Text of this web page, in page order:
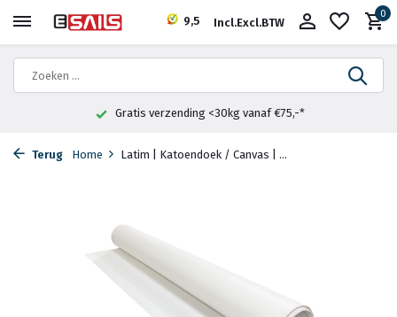
9,5 Incl.Excl.BTW
0
Gratis verzending <30kg vanaf €75,-*
Terug Home Latim | Katoendoek / Canvas | ...